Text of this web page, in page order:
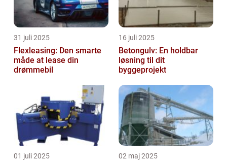
31 juli 2025
Flexleasing: Den smarte
måde at lease din
drømmebil
16 juli 2025
Betongulv: En holdbar
løsning til dit
byggeprojekt
01 juli 2025 02 maj 2025